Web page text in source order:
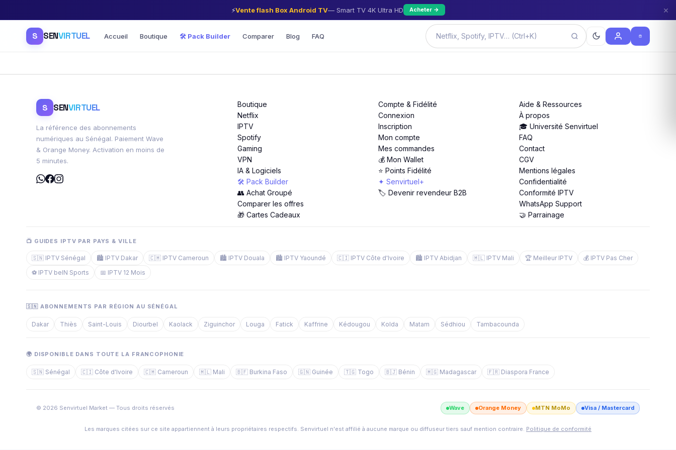
⚡Vente flash Box Android TV— Smart TV 4K Ultra HD Acheter → ×
S SENVIRTUEL Accueil Boutique 🛠️ Pack Builder Comparer Blog FAQ
S SENVIRTUEL
La référence des abonnements
numériques au Sénégal. Paiement Wave
& Orange Money. Activation en moins de
5 minutes.
Boutique
Netflix
IPTV
Spotify
Gaming
VPN
IA & Logiciels
🛠️ Pack Builder
👥 Achat Groupé
Comparer les offres
🎁 Cartes Cadeaux
Compte & Fidélité
Connexion
Inscription
Mon compte
Mes commandes
💰 Mon Wallet
⭐ Points Fidélité
✦ Senvirtuel+
🏷️ Devenir revendeur B2B
Aide & Ressources
À propos
🎓 Université Senvirtuel
FAQ
Contact
CGV
Mentions légales
Confidentialité
Conformité IPTV
WhatsApp Support
🤝 Parrainage
📺 GUIDES IPTV PAR PAYS & VILLE
🇸🇳 IPTV Sénégal 🏙️ IPTV Dakar 🇨🇲 IPTV Cameroun 🏙️ IPTV Douala 🏙️ IPTV Yaoundé 🇨🇮 IPTV Côte d'Ivoire 🏙️ IPTV Abidjan 🇲🇱 IPTV Mali 🏆 Meilleur IPTV
💰 IPTV Pas Cher
⚽ IPTV beIN Sports
📅 IPTV 12 Mois
🇸🇳 ABONNEMENTS PAR RÉGION AU SÉNÉGAL
Dakar Thiès Saint-Louis Diourbel Kaolack Ziguinchor Louga Fatick Kaffrine Kédougou Kolda Matam Sédhiou Tambacounda
🌍 DISPONIBLE DANS TOUTE LA FRANCOPHONIE
🇸🇳 Sénégal 🇨🇮 Côte d'Ivoire 🇨🇲 Cameroun 🇲🇱 Mali 🇧🇫 Burkina Faso 🇬🇳 Guinée 🇹🇬 Togo 🇧🇯 Bénin 🇲🇬 Madagascar 🇫🇷 Diaspora France
© 2026 Senvirtuel Market — Tous droits réservés Wave Orange Money MTN MoMo Visa / Mastercard
Les marques citées sur ce site appartiennent à leurs propriétaires respectifs. Senvirtuel n'est affilié à aucune marque ou diffuseur tiers sauf mention contraire. Politique de conformité